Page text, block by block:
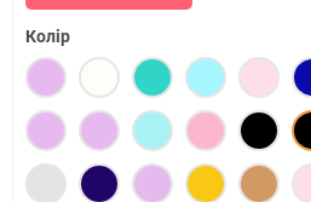
Колір